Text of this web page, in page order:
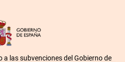
a las subvenciones del Gobierno de